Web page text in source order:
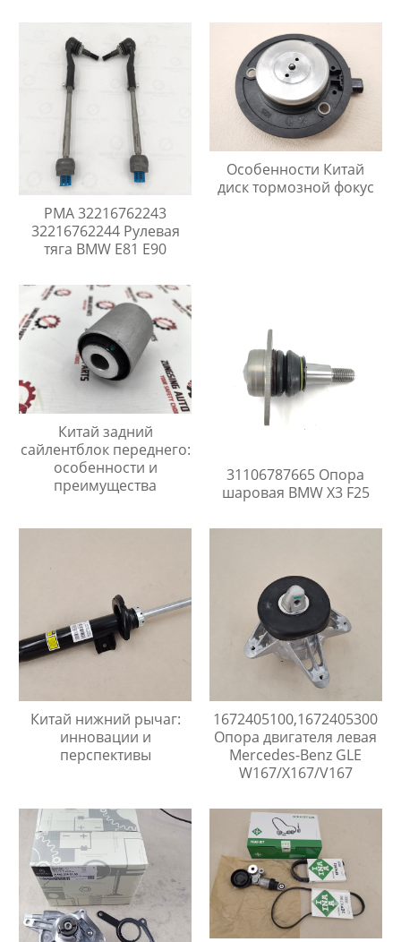
PMA 32216762243
32216762244 Рулевая
тяга BMW E81 E90
Особенности Китай
диск тормозной фокус
Китай задний
сайлентблок переднего:
особенности и
преимущества
31106787665 Опора
шаровая BMW X3 F25
Китай нижний рычаг:
инновации и
перспективы
1672405100,1672405300
Опора двигателя левая
Mercedes-Benz GLE
W167/X167/V167